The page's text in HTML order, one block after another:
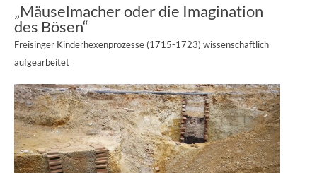
„Mäuselmacher oder die Imagination
des Bösen“
Freisinger Kinderhexenprozesse (1715-1723) wissenschaftlich
aufgearbeitet